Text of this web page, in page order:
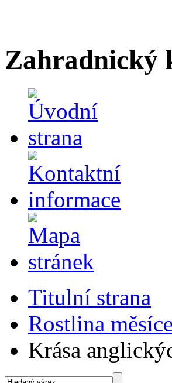
Zahradnický
Titulní strana
Rostlina měsíce
Krása